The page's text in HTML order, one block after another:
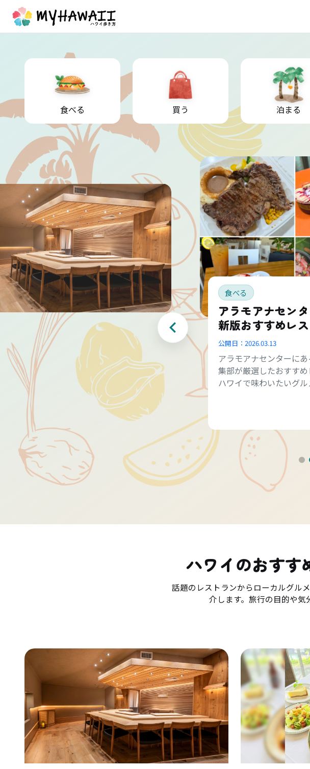
食べる 買う 泊まる
食べる
アラモアナセン
新版おすすめレ
公開日： 2026.03.13
アラモアナセンターに
集部が厳選したおすす
ハワイで味わいたいグル
ハワイのおすす
話題のレストランからローカルグル
介します。旅行の目的や気